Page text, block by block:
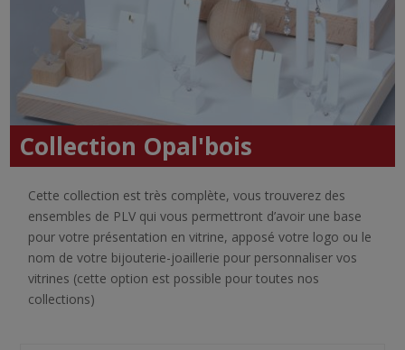
Collection Opal'bois
Cette collection est très complète, vous trouverez des
ensembles de PLV qui vous permettront d’avoir une base
pour votre présentation en vitrine, apposé votre logo ou le
nom de votre bijouterie-joaillerie pour personnaliser vos
vitrines (cette option est possible pour toutes nos
collections)